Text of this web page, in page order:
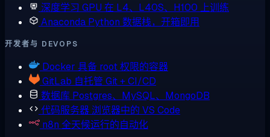
深度学习 GPU 在 L4、L40S、H100 上训练
Anaconda Python 数据栈，开箱即用
开发者与 DEVOPS
Docker 具备 root 权限的容器
GitLab 自托管 Git + CI/CD
数据库 Postgres、MySQL、MongoDB
代码服务器 浏览器中的 VS Code
n8n 全天候运行的自动化